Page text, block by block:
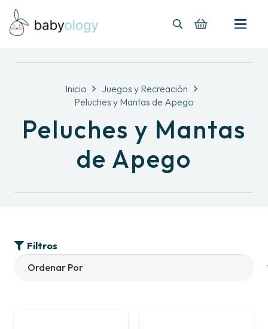
Inicio
Juegos y Recreación
Peluches y Mantas de Apego
Peluches y Mantas
de Apego
Filtros